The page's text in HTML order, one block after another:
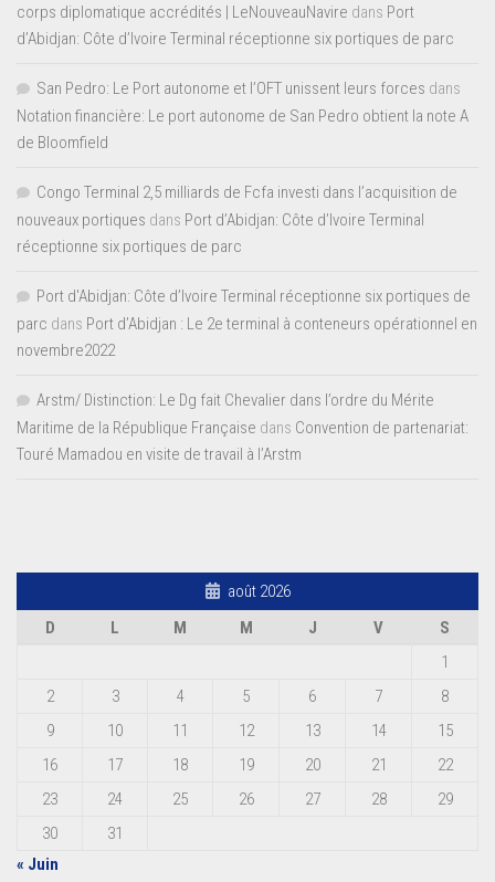
corps diplomatique accrédités | LeNouveauNavire dans Port
d’Abidjan: Côte d’Ivoire Terminal réceptionne six portiques de parc
San Pedro: Le Port autonome et l’OFT unissent leurs forces dans
Notation financière: Le port autonome de San Pedro obtient la note A
de Bloomfield
Congo Terminal 2,5 milliards de Fcfa investi dans l’acquisition de
nouveaux portiques dans Port d’Abidjan: Côte d’Ivoire Terminal
réceptionne six portiques de parc
Port d'Abidjan: Côte d’Ivoire Terminal réceptionne six portiques de
parc dans Port d’Abidjan : Le 2e terminal à conteneurs opérationnel en
novembre2022
Arstm/ Distinction: Le Dg fait Chevalier dans l’ordre du Mérite
Maritime de la République Française dans Convention de partenariat:
Touré Mamadou en visite de travail à l’Arstm
août 2026
D
L M M J V
S
1
2
3 4 5 6 7
8
9
10 11 12 13 14
15
16
17 18 19 20 21
22
23
24 25 26 27 28
29
30
31
« Juin